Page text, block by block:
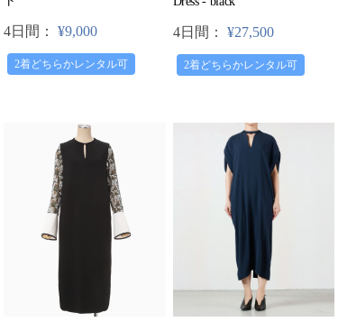
4日間： ¥9,000
2着どちらかレンタル可
4日間： ¥27,500
2着どちらかレンタル可